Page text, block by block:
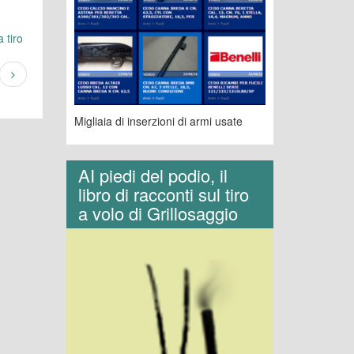
tiro
Migliaia di inserzioni di armi usate
AI piedi del podio, il
libro di racconti sul tiro
a volo di Grillosaggio